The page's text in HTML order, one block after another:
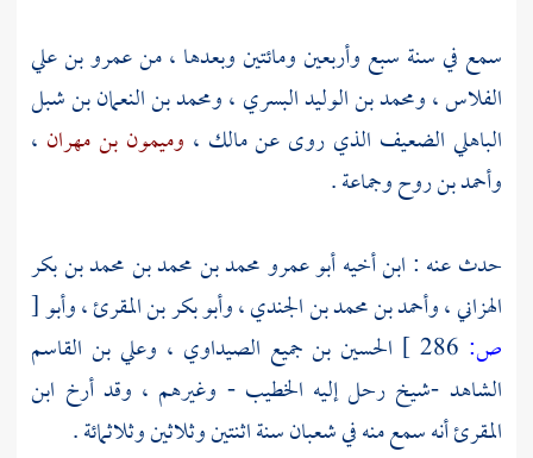
سمع في سنة سبع وأربعين ومائتين وبعدها ، منعمرو بن علي
الفلاس،ومحمد بن الوليد البسري ،ومحمد بن النعمان بن شبل
الباهلي الضعيف الذي روى عنمالك ، وميمون بن مهران ،
وأحمد بن روحوجماعة .
حدث عنه : ابن أخيهأبو عمرو محمد بن محمد بن محمد بن بكر
الهزاني،وأحمد بن محمد بن الجندي،وأبو بكر بن المقرئ،وأبو[
ص:
الحسين بن جميع الصيداوي ، وعلي بن القاسم
الشاهد -شيخ رحل إليه الخطيب- وغيرهم ، وقد أرخ ابن
المقرئأنه سمع منه في شعبان سنة اثنتين وثلاثين وثلاثمائة .